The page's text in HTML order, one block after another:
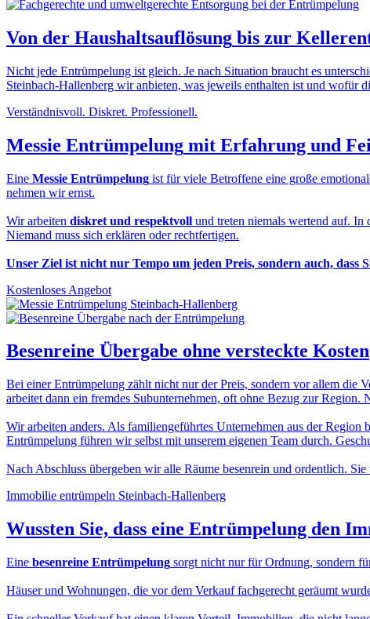
Von der Haushaltsauflösung bis zur
Nicht jede Entrümpelung ist gleich. Je nach Situation braucht es
Steinbach-Hallenberg wir anbieten, was jeweils enthalten ist und wofür
Verständnisvoll. Diskret. Professionell.
Messie Entrümpelung mit Erfahrung und
Eine Messie Entrümpelung ist für viele Betroffene eine große
nehmen wir ernst.
Wir arbeiten diskret und respektvoll und treten niemals wertend auf.
Niemand muss sich erklären oder rechtfertigen.
Unser Ziel ist nicht nur Tempo um jeden Preis, sondern auch, dass
Kostenloses Angebot
Besenreine Übergabe ohne versteckte Kosten
Bei einer Entrümpelung zählt nicht nur der Preis, sondern vor allem
arbeitet dann ein fremdes Subunternehmen, oft ohne Bezug zur
Wir arbeiten anders. Als familiengeführtes Unternehmen aus der
Entrümpelung führen wir selbst mit unserem eigenen Team durch.
Nach Abschluss übergeben wir alle Räume besenrein und ordentlich.
Immobilie entrümpeln Steinbach-Hallenberg
Wussten Sie, dass eine Entrümpelung den
Eine besenreine Entrümpelung sorgt nicht nur für Ordnung, sondern
Häuser und Wohnungen, die vor dem Verkauf fachgerecht geräumt